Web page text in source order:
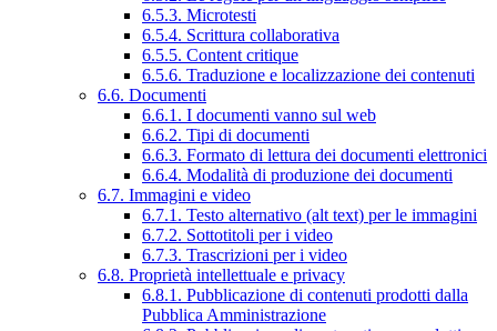
6.5.3. Microtesti
6.5.4. Scrittura collaborativa
6.5.5. Content critique
6.5.6. Traduzione e localizzazione dei contenuti
6.6. Documenti
6.6.1. I documenti vanno sul web
6.6.2. Tipi di documenti
6.6.3. Formato di lettura dei documenti elettronici
6.6.4. Modalità di produzione dei documenti
6.7. Immagini e video
6.7.1. Testo alternativo (alt text) per le immagini
6.7.2. Sottotitoli per i video
6.7.3. Trascrizioni per i video
6.8. Proprietà intellettuale e privacy
6.8.1. Pubblicazione di contenuti prodotti dalla
Pubblica Amministrazione